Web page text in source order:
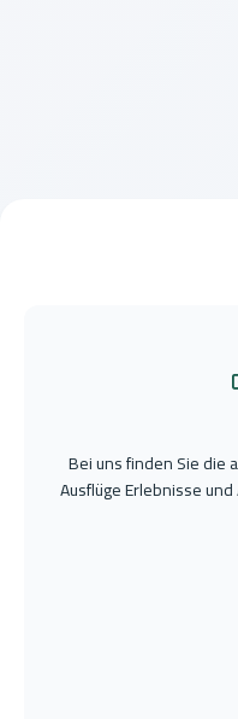
Bei uns finden Sie die
Ausflüge Erlebnisse